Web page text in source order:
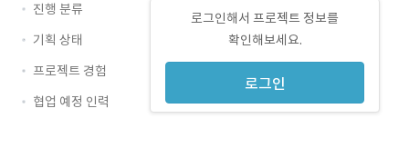
로그인해서 프로젝트 정보를
확인해보세요.
로그인
진행 분류
기획 상태
프로젝트 경험
협업 예정 인력